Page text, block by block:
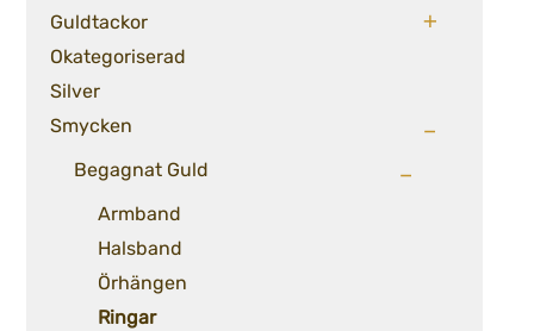
Guldtackor
Okategoriserad
Silver
Smycken
Begagnat Guld
Armband
Halsband
Örhängen
Ringar